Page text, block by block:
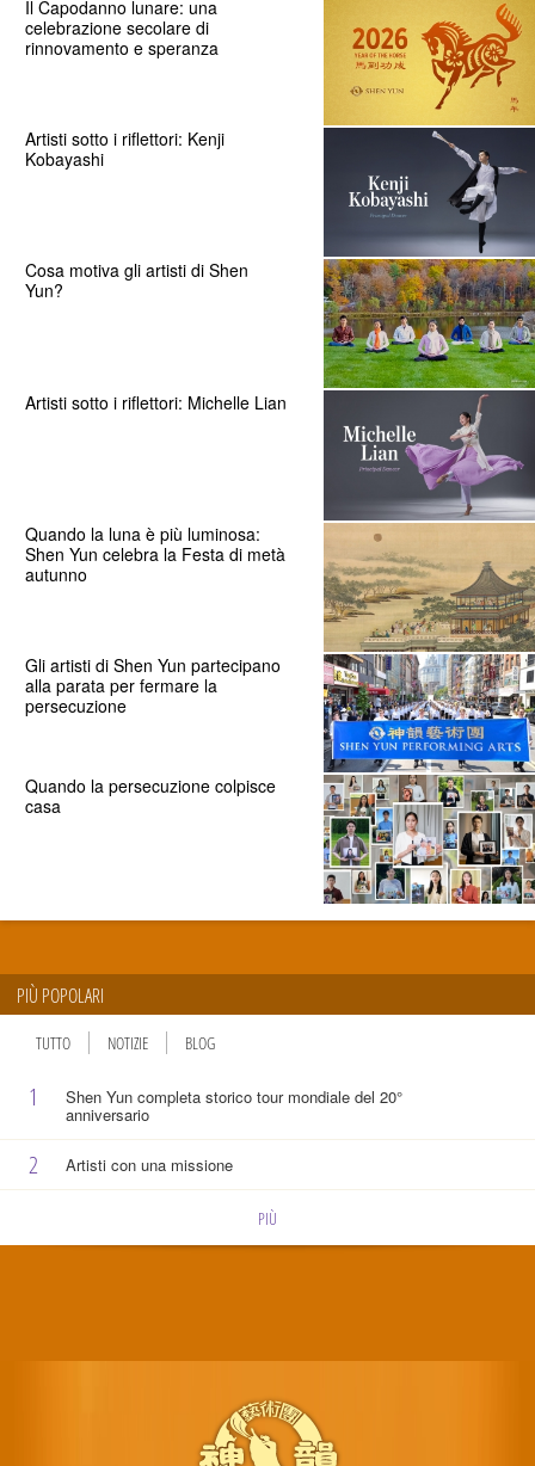
Il Capodanno lunare: una
celebrazione secolare di
rinnovamento e speranza
Artisti sotto i riflettori: Kenji
Kobayashi
Cosa motiva gli artisti di Shen
Yun?
Artisti sotto i riflettori: Michelle Lian
Quando la luna è più luminosa:
Shen Yun celebra la Festa di metà
autunno
Gli artisti di Shen Yun partecipano
alla parata per fermare la
persecuzione
Quando la persecuzione colpisce
casa
PIÙ POPOLARI
TUTTO NOTIZIE BLOG
1 Shen Yun completa storico tour mondiale del 20°
anniversario
2 Artisti con una missione
PIÙ